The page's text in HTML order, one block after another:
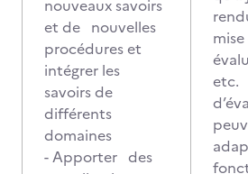
nouveaux savoirs
et de nouvelles
procédures et
intégrer les
savoirs de
différents
domaines
- Apporter des
etc.